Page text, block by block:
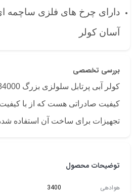
دارای چرخ های فلزی ساچمه
آسان کولر
بررسی تخصصی
کیفیت صادراتی هست که از با کیفیت
تجهیزات برای ساخت آن استفاده
توضیحات محصول
هوادهی 3400